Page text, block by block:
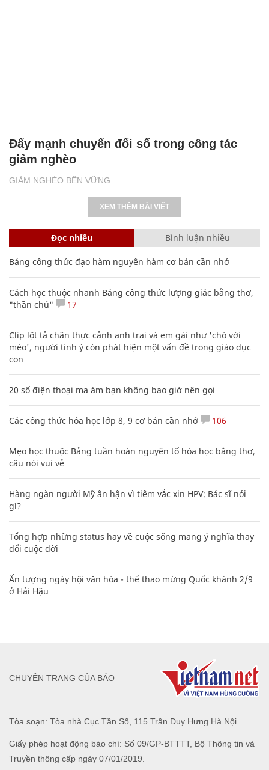
GIẢM NGHÈO BỀN VỮNG
Đẩy mạnh chuyển đổi số trong công tác
giảm nghèo
XEM THÊM BÀI VIẾT
Đọc nhiều Bình luận nhiều
Bảng công thức đạo hàm nguyên hàm cơ bản cần nhớ
Cách học thuộc nhanh Bảng công thức lượng giác bằng thơ,
"thần chú"
17
Clip lột tả chân thực cảnh anh trai và em gái như 'chó với
mèo', người tinh ý còn phát hiện một vấn đề trong giáo dục
con
20 số điện thoại ma ám bạn không bao giờ nên gọi
Các công thức hóa học lớp 8, 9 cơ bản cần nhớ 106
Mẹo học thuộc Bảng tuần hoàn nguyên tố hóa học bằng thơ,
câu nói vui vẻ
Hàng ngàn người Mỹ ân hận vì tiêm vắc xin HPV: Bác sĩ nói
gì?
Tổng hợp những status hay về cuộc sống mang ý nghĩa thay
đổi cuộc đời
Ấn tượng ngày hội văn hóa - thể thao mừng Quốc khánh 2/9
ở Hải Hậu
Tòa soạn: Tòa nhà Cục Tần Số, 115 Trần Duy Hưng Hà Nội
Giấy phép hoạt động báo chí: Số 09/GP-BTTTT, Bộ Thông tin và
Truyền thông cấp ngày 07/01/2019.
CHUYÊN TRANG CỦA BÁO